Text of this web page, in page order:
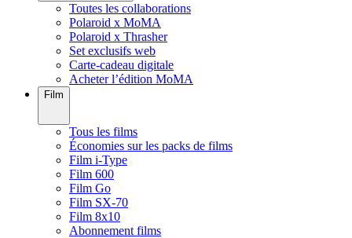
Toutes les collaborations
Polaroid x MoMA
Polaroid x Thrasher
Set exclusifs web
Carte-cadeau digitale
Acheter l’édition MoMA
Film
Tous les films
Économies sur les packs de films
Film i-Type
Film 600
Film Go
Film SX-70
Film 8x10
Abonnement films